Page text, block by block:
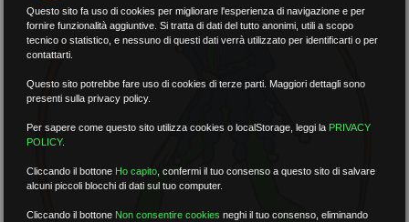
Questo sito fa uso di cookies per migliorare l'esperienza di navigazione e per
fornire funzionalità aggiuntive. Si tratta di dati del tutto anonimi, utili a scopo
tecnico o statistico, e nessuno di questi dati verrà utilizzato per identificarti o per
contattarti.
Questo sito potrebbe fare uso di cookies di terze parti. Maggiori dettagli sono
presenti sulla privacy policy.
Per sapere come questo sito utilizza cookies o localStorage, leggi la PRIVACY
POLICY.
Cliccando il bottone Ho capito ,confermi il tuo consenso a questo sito di salvare
alcuni piccoli blocchi di dati sul tuo computer.
Cliccando il bottone Non consentire cookies neghi il tuo consenso, eliminando